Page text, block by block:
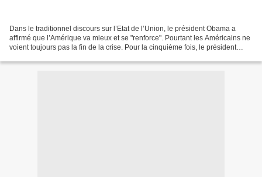
Dans le traditionnel discours sur l’Etat de l’Union, le président Obama a
affirmé que l’Amérique va mieux et se "renforce". Pourtant les Américains ne
voient toujours pas la fin de la crise. Pour la cinquième fois, le président